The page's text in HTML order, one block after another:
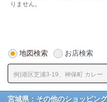
りません。
地図検索 お店検索
宮城県：その他のショッピング